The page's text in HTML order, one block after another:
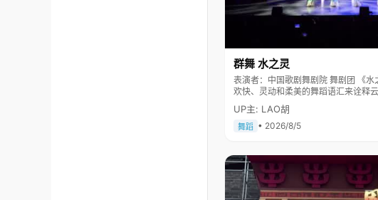
群舞 水之灵
表演者：中国歌剧舞剧院 舞剧团 《水之灵》表现一群傣族姑娘在戏水中舞蹈，以
欢快、灵动和柔美的舞蹈语汇来诠释
民大会堂及国际舞台上表演，一直得
UP主: LAO胡
舞蹈 • 2026/8/5